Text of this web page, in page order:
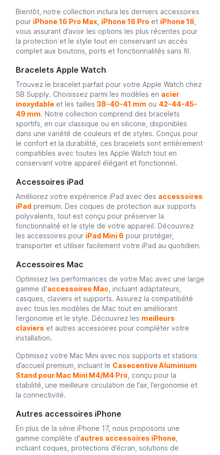
Bientôt, notre collection inclura les derniers accessoires
pour iPhone 16 Pro Max iPhone 16 Pro et iPhone 16
vous assurant d’avoir les options les plus récentes pour
la protection et le style tout en conservant un accès
complet aux boutons, ports et fonctionnalités sans fil.
Bracelets Apple Watch
Trouvez le bracelet parfait pour votre Apple Watch chez
SB Supply. Choisissez parmi les modèles en acier
inoxydable et les tailles 38-40-41 mm ou 42-44-45-
49 mm. Notre collection comprend des bracelets
sportifs, en cuir classique ou en silicone, disponibles
dans une variété de couleurs et de styles. Conçus pour
le confort et la durabilité, ces bracelets sont entièrement
compatibles avec toutes les Apple Watch tout en
conservant votre appareil élégant et fonctionnel.
Accessoires iPad
Améliorez votre expérience iPad avec des accessoires
iPad premium. Des coques de protection aux supports
polyvalents, tout est conçu pour préserver la
fonctionnalité et le style de votre appareil. Découvrez
les accessoires pour iPad Mini 6 pour protéger,
transporter et utiliser facilement votre iPad au quotidien.
Accessoires Mac
Optimisez les performances de votre Mac avec une large
gamme d'accessoires Mac , incluant adaptateurs,
casques, claviers et supports. Assurez la compatibilité
avec tous les modèles de Mac tout en améliorant
l’ergonomie et le style. Découvrez les meilleurs
claviers et autres accessoires pour compléter votre
installation.
Optimisez votre Mac Mini avec nos supports et stations
d’accueil premium, incluant le Casecentive Aluminium
Stand pour Mac Mini M4/M4 Pro , conçu pour la
stabilité, une meilleure circulation de l’air, l’ergonomie et
la connectivité.
Autres accessoires iPhone
En plus de la série iPhone 17, nous proposons une
gamme complète d'autres accessoires iPhone
incluant coques, protections d’écran, solutions de